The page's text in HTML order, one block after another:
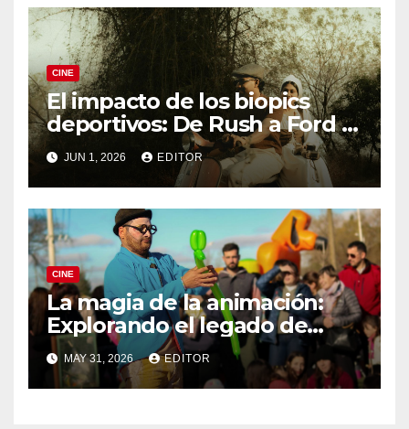
CINE
El impacto de los biopics
deportivos: De Rush a Ford v
Ferrari
JUN 1, 2026 EDITOR
CINE
La magia de la animación:
Explorando el legado de
DreamWorks
MAY 31, 2026 EDITOR